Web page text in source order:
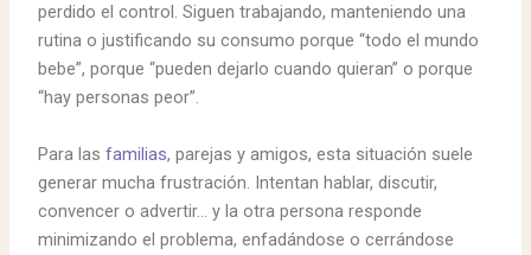
perdido el control. Siguen trabajando, manteniendo una
rutina o justificando su consumo porque “todo el mundo
bebe”, porque “pueden dejarlo cuando quieran” o porque
“hay personas peor”.
Para lasfamilias, parejas y amigos, esta situación suele
generar mucha frustración. Intentan hablar, discutir,
convencer o advertir… y la otra persona responde
minimizando el problema, enfadándose o cerrándose